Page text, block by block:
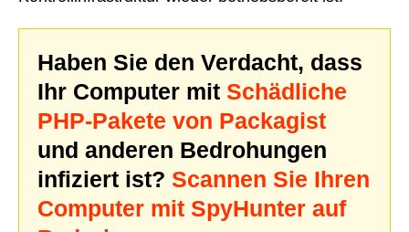
Haben Sie den Verdacht, dass
Ihr Computer mit Schädliche
PHP-Pakete von Packagist
und anderen Bedrohungen
infiziert ist? Scannen Sie Ihren
Computer mit SpyHunter auf